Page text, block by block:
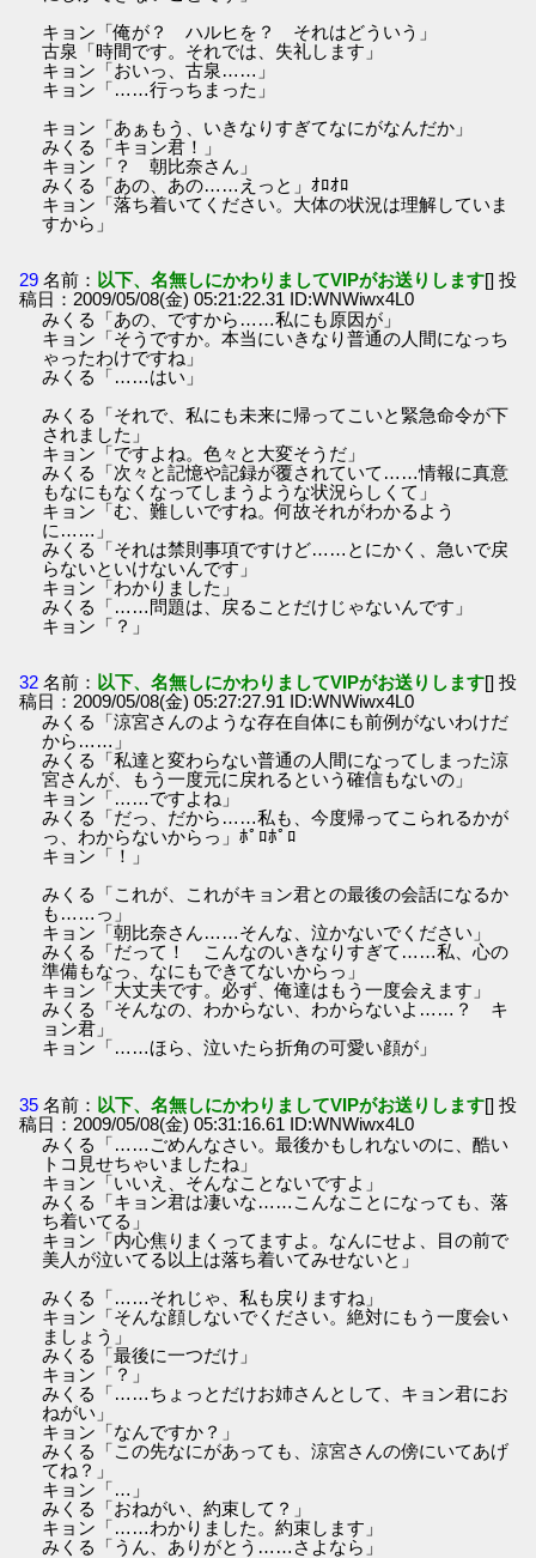
キョン「俺が？ ハルヒを？ それはどういう」
古泉「時間です。それでは、失礼します」
キョン「おいっ、古泉……」
キョン「……行っちまった」
キョン「あぁもう、いきなりすぎてなにがなんだか」
みくる「キョン君！」
キョン「？ 朝比奈さん」
みくる「あの、あの……えっと」ｵﾛｵﾛ
キョン「落ち着いてください。大体の状況は理解していま
すから」
29 名前： 以下、名無しにかわりましてVIPがお送りします[] 投
稿日：2009/05/08(金) 05:21:22.31 ID:WNWiwx4L0
みくる「あの、ですから……私にも原因が」
キョン「そうですか。本当にいきなり普通の人間になっち
ゃったわけですね」
みくる「……はい」
みくる「それで、私にも未来に帰ってこいと緊急命令が下
されました」
キョン「ですよね。色々と大変そうだ」
みくる「次々と記憶や記録が覆されていて……情報に真意
もなにもなくなってしまうような状況らしくて」
キョン「む、難しいですね。何故それがわかるよう
に……」
みくる「それは禁則事項ですけど……とにかく、急いで戻
らないといけないんです」
キョン「わかりました」
みくる「……問題は、戻ることだけじゃないんです」
キョン「？」
32 名前： 以下、名無しにかわりましてVIPがお送りします[] 投
稿日：2009/05/08(金) 05:27:27.91 ID:WNWiwx4L0
みくる「涼宮さんのような存在自体にも前例がないわけだ
から……」
みくる「私達と変わらない普通の人間になってしまった涼
宮さんが、もう一度元に戻れるという確信もないの」
キョン「……ですよね」
みくる「だっ、だから……私も、今度帰ってこられるかが
っ、わからないからっ」ﾎﾟﾛﾎﾟﾛ
キョン「！」
みくる「これが、これがキョン君との最後の会話になるか
も……っ」
キョン「朝比奈さん……そんな、泣かないでください」
みくる「だって！ こんなのいきなりすぎて……私、心の
準備もなっ、なにもできてないからっ」
キョン「大丈夫です。必ず、俺達はもう一度会えます」
みくる「そんなの、わからない、わからないよ……？ キ
ョン君」
キョン「……ほら、泣いたら折角の可愛い顔が」
35 名前： 以下、名無しにかわりましてVIPがお送りします[] 投
稿日：2009/05/08(金) 05:31:16.61 ID:WNWiwx4L0
みくる「……ごめんなさい。最後かもしれないのに、酷い
トコ見せちゃいましたね」
キョン「いいえ、そんなことないですよ」
みくる「キョン君は凄いな……こんなことになっても、落
ち着いてる」
キョン「内心焦りまくってますよ。なんにせよ、目の前で
美人が泣いてる以上は落ち着いてみせないと」
みくる「……それじゃ、私も戻りますね」
キョン「そんな顔しないでください。絶対にもう一度会い
ましょう」
みくる「最後に一つだけ」
キョン「？」
みくる「……ちょっとだけお姉さんとして、キョン君にお
ねがい」
キョン「なんですか？」
みくる「この先なにがあっても、涼宮さんの傍にいてあげ
てね？」
キョン「…」
みくる「おねがい、約束して？」
キョン「……わかりました。約束します」
みくる「うん、ありがとう……さよなら」